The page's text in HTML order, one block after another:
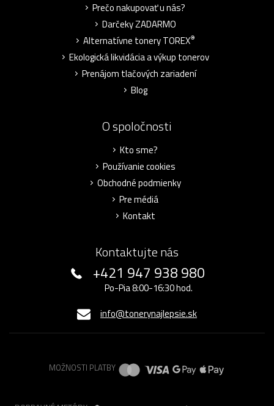
Prečo nakupovať u nás?
Darčeky ZADARMO
Alternatívne tonery TOREX®
Ekologická likvidácia a výkup tonerov
Prenájom tlačových zariadení
Blog
O spoločnosti
Kto sme?
Používanie cookies
Obchodné podmienky
Pre médiá
Kontakt
Kontaktujte nás
+421 947 938 980
Po-Pia 8:00-16:30 hod.
info@tonerynajlepsie.sk
MOŽNOSTI PLATBY